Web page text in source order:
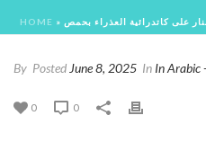
HOME » على كاتدرائية العذراء بحمص
By Posted June 8, 2025 In
0 0